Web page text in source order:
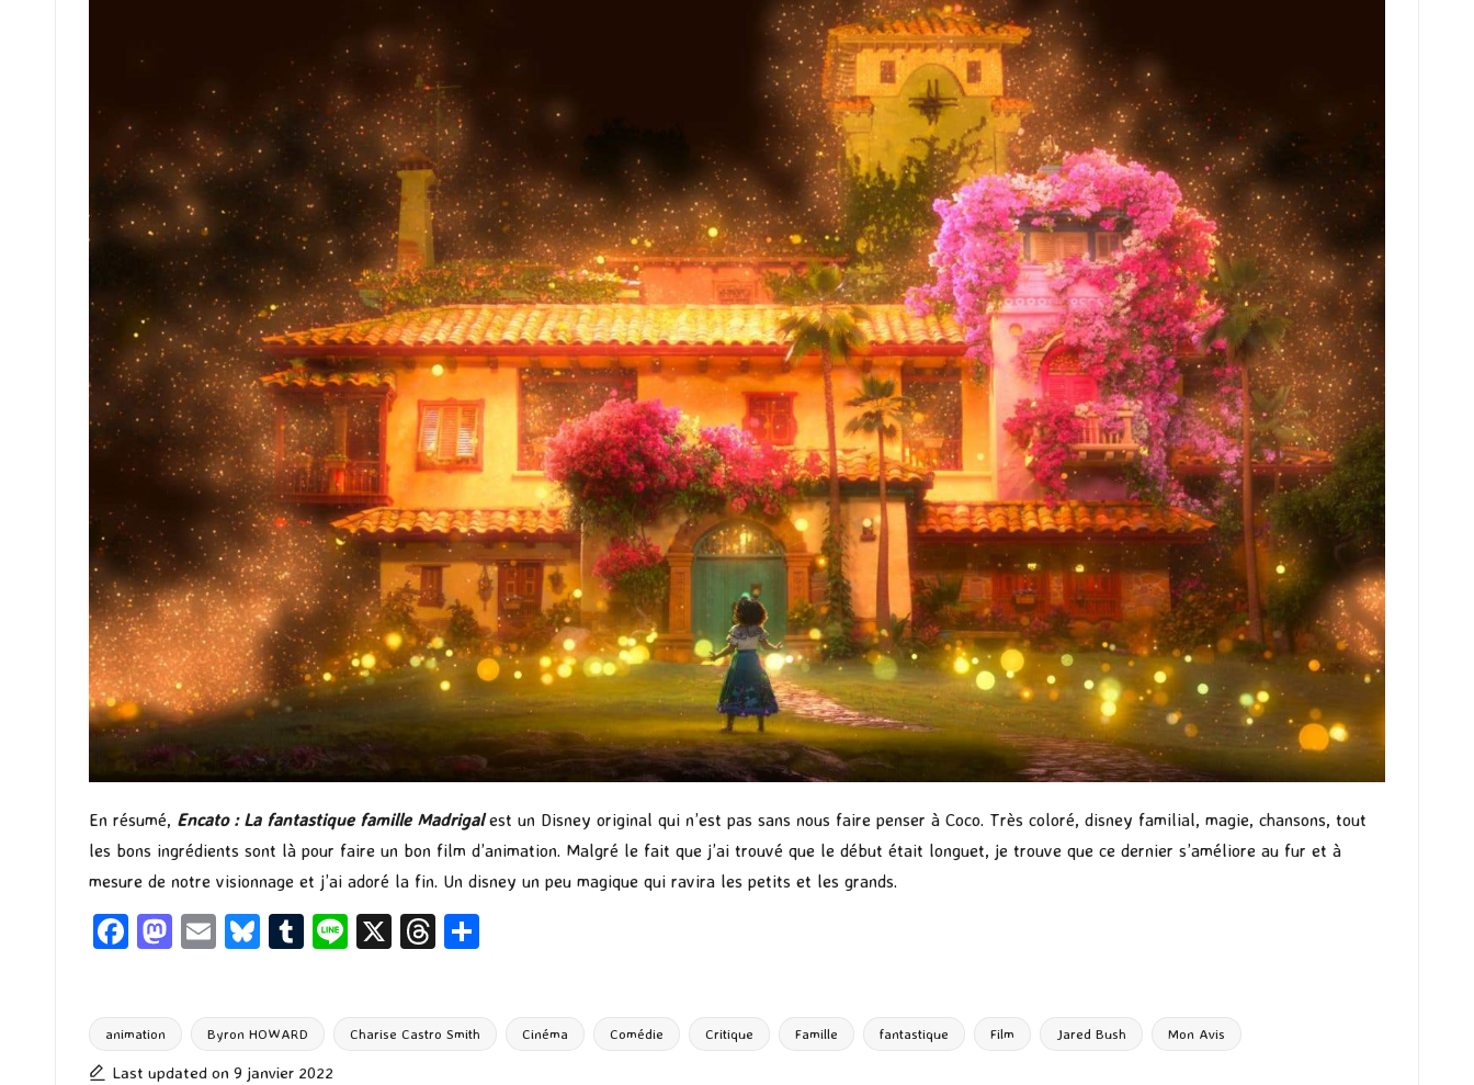
En résumé, Encato : La fantastique famille Madrigalest un Disney original qui n’est pas sans nous faire penser à Coco. Très coloré, disney familial, magie, chansons, tout
les bons ingrédients sont là pour faire un bon film d’animation. Malgré le fait que j’ai trouvé que le début était longuet, je trouve que ce dernier s’améliore au fur et à
mesure de notre visionnage et j’ai adoré la fin. Un disney un peu magique qui ravira les petits et les grands.
Fa
o
o
M
d
o
E
l
Bl
ky
T
bl
r
Li X
T
ds g
Tags:
animation Byron HOWARD Charise Castro Smith Cinéma Comédie Critique Famille fantastique Film Jared Bush Mon Avis
Last updated on 9 janvier 2022